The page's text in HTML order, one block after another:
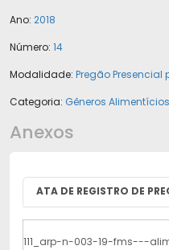
Ano: 2018
Número: 14
Modalidade: Pregão Presencial
Categoria: Gêneros Alimentícios
Anexos
ATA DE REGISTRO DE
111_arp-n-003-19-fms---